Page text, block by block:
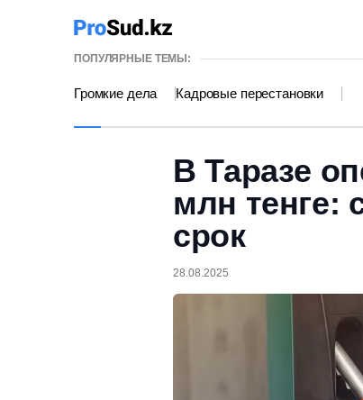
ПОПУЛЯРНЫЕ ТЕМЫ:
Громкие дела Кадровые перестановки
В Таразе
млн тенге:
срок
28.08.2025